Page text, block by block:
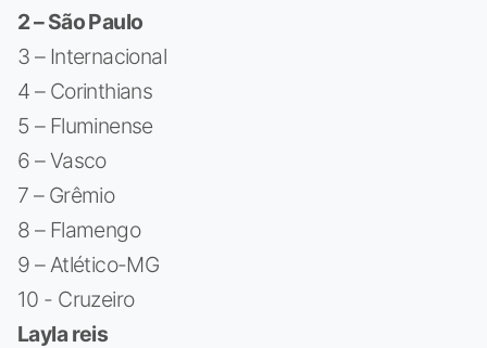
2 – São Paulo
3 – Internacional
4 – Corinthians
5 – Fluminense
6 – Vasco
7 – Grêmio
8 – Flamengo
9 – Atlético-MG
10 - Cruzeiro
Layla reis